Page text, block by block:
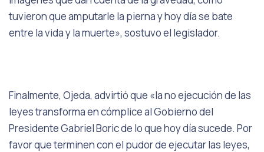
tuvieron que amputarle la pierna y hoy día se bate
entre la vida y la muerte», sostuvo el legislador.
Finalmente, Ojeda, advirtió que «la no ejecución de las
leyes transforma en cómplice al Gobierno del
Presidente Gabriel Boric de lo que hoy día sucede. Por
favor que terminen con el pudor de ejecutar las leyes,